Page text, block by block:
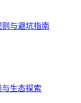
与避坑指南
生态探索